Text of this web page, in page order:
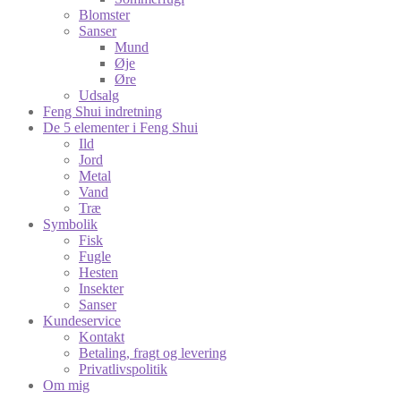
Blomster
Sanser
Mund
Øje
Øre
Udsalg
Feng Shui indretning
De 5 elementer i Feng Shui
Ild
Jord
Metal
Vand
Træ
Symbolik
Fisk
Fugle
Hesten
Insekter
Sanser
Kundeservice
Kontakt
Betaling, fragt og levering
Privatlivspolitik
Om mig